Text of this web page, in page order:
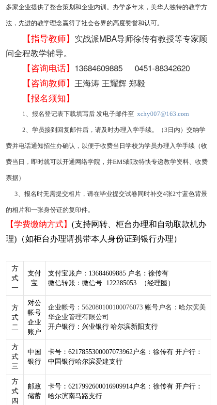
多家企业提供了整合策划和企业内训。办学多年来，美华人独特的教学方
法，先进的教学理念赢得了社会各界的高度赞誉和认可。
【指导教师】 实战派MBA导师徐传有教授等专家顾
问全程教学辅导。
【咨询电话】 13684609885 0451-88342620
【咨询教师】 王海涛 王耀辉 郑毅
【报名须知】
1、报名登记表下载填写后 发电子邮件至 xchy007@163.com
2、学员接到回复邮件后，请及时办理入学手续。（3日内）交纳学
费并电话通知招生办确认，以便于收费当日学校为学员办理入学手续（收
费当日，即时就可以开通网络学院，并EMS邮政特快专递教学资料、收费
票据）
3、报名时无需提交相片，请在毕业提交试卷同时补交4张2寸蓝色背景
的相片和一张身份证的复印件。
【学费缴纳方式】 (支持网转、柜台办理和自动取款机办
理)（如柜台办理请携带本人身份证到银行办理）
方
式
一
支付
宝
支付宝账户：13684609885 户名：徐传有
微信转账：微信号 122285053 （经理圈）
方
式
二
对公
帐号
企业
账户
企业帐号：562080100100076073 账号户名：哈尔滨美
华企业管理有限公司
开户银行：兴业银行 哈尔滨新阳支行
方
式
三
中国
银行
卡号：6217855300007073962户名：徐传有 开户行：
中国银行哈尔滨爱建支行
方
式
四
邮政
储蓄
卡号：6217992600016909914户名：徐传有 开户行：
哈尔滨南马路支行